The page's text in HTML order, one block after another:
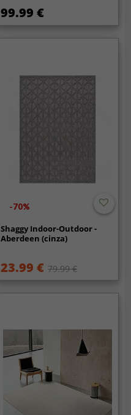
99.99 €
-70%
Shaggy Indoor-Outdoor -
Aberdeen (cinza)
23.99 € 79.99 €